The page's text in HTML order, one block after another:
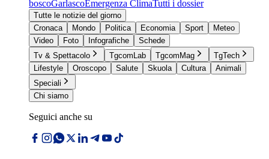
boscoGarlascoEmergenza ClimaTutti i dossier
Tutte le notizie del giorno
Cronaca
Mondo Politica Economia Sport
Meteo
Video
Foto Infografiche
Schede
Tv & Spettacolo
TgcomLab TgcomMag
TgTech
Lifestyle
Oroscopo Salute Skuola Cultura
Animali
Speciali
Chi siamo
Seguici anche su